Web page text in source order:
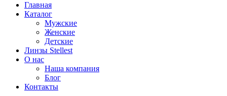
Главная
Каталог
Мужские
Женские
Детские
Линзы Stellest
О нас
Наша компания
Блог
Контакты